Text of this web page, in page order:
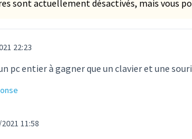
sont actuellement désactivés, mais vous
22:23
pc entier à gagner que un clavier et une
(réponse au commentaire 481)
11:58